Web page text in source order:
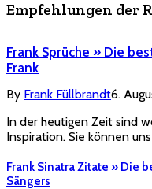
Empfehlungen der
Frank Sprüche » Die
Frank
By Frank Füllbrandt6.
In der heutigen Zeit sind
Inspiration. Sie können
Frank Sinatra Zitate » Die
Sängers